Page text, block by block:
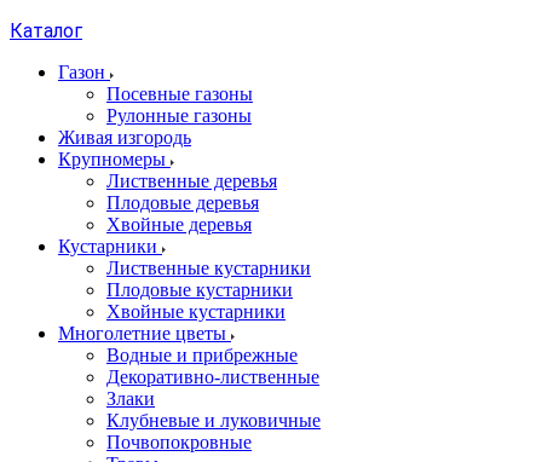
Каталог
Газон
Посевные газоны
Рулонные газоны
Живая изгородь
Крупномеры
Лиственные деревья
Плодовые деревья
Хвойные деревья
Кустарники
Лиственные кустарники
Плодовые кустарники
Хвойные кустарники
Многолетние цветы
Водные и прибрежные
Декоративно-лиственные
Злаки
Клубневые и луковичные
Почвопокровные